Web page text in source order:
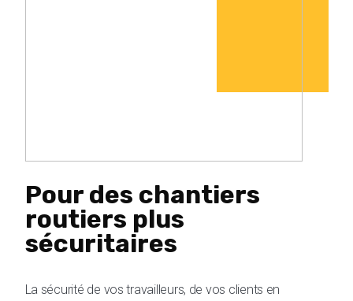
Pour des chantiers
routiers plus
sécuritaires
La sécurité de vos travailleurs, de vos clients en